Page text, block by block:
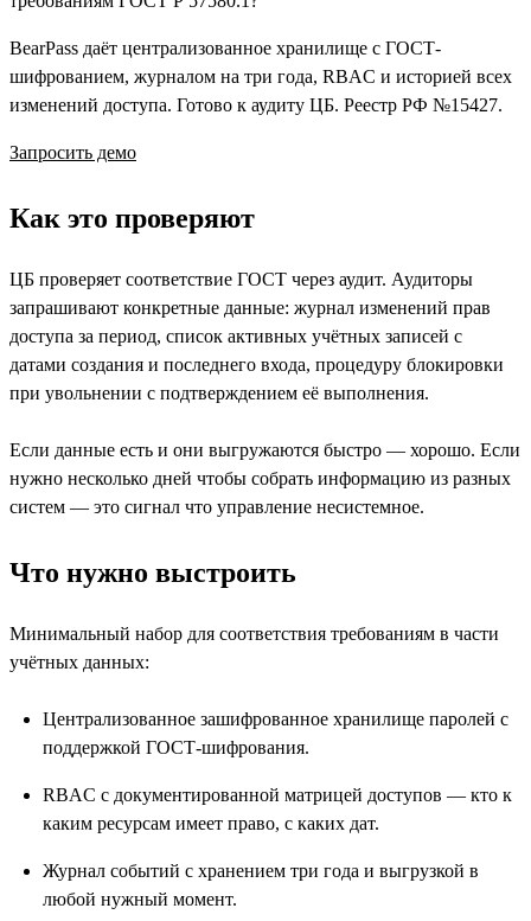
BearPass даёт централизованное хранилище с ГОСТ-
шифрованием, журналом на три года, RBAC и историей всех
изменений доступа. Готово к аудиту ЦБ. Реестр РФ №15427.
Запросить демо
Как это проверяют
ЦБ проверяет соответствие ГОСТ через аудит. Аудиторы
запрашивают конкретные данные: журнал изменений прав
доступа за период, список активных учётных записей с
датами создания и последнего входа, процедуру блокировки
при увольнении с подтверждением её выполнения.
Если данные есть и они выгружаются быстро — хорошо. Если
нужно несколько дней чтобы собрать информацию из разных
систем — это сигнал что управление несистемное.
Что нужно выстроить
Минимальный набор для соответствия требованиям в части
учётных данных:
Централизованное зашифрованное хранилище паролей с
поддержкой ГОСТ-шифрования.
RBAC с документированной матрицей доступов — кто к
каким ресурсам имеет право, с каких дат.
Журнал событий с хранением три года и выгрузкой в
любой нужный момент.